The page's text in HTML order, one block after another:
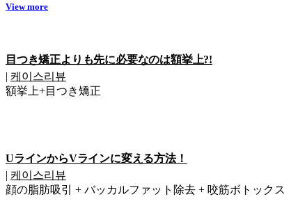
View more
目つき矯正よりも先に必要なのは額挙上?!
| 케이스리뷰
額挙上+目つき矯正
UラインからVラインに変える方法！
| 케이스리뷰
顔の脂肪吸引 + バッカルファット除去 + 咬筋ボトックス